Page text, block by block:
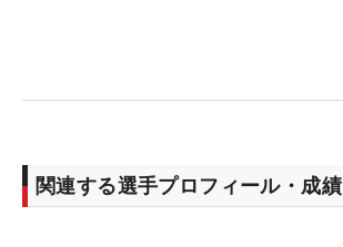
関連する選手プロフィール・成績